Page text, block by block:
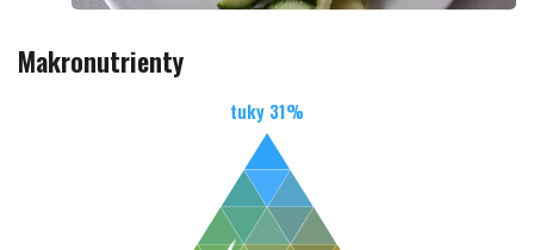
Makronutrienty
tuky 31%